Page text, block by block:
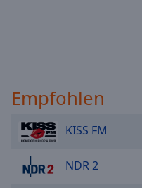
Empfohlen
KISS FM
NDR 2